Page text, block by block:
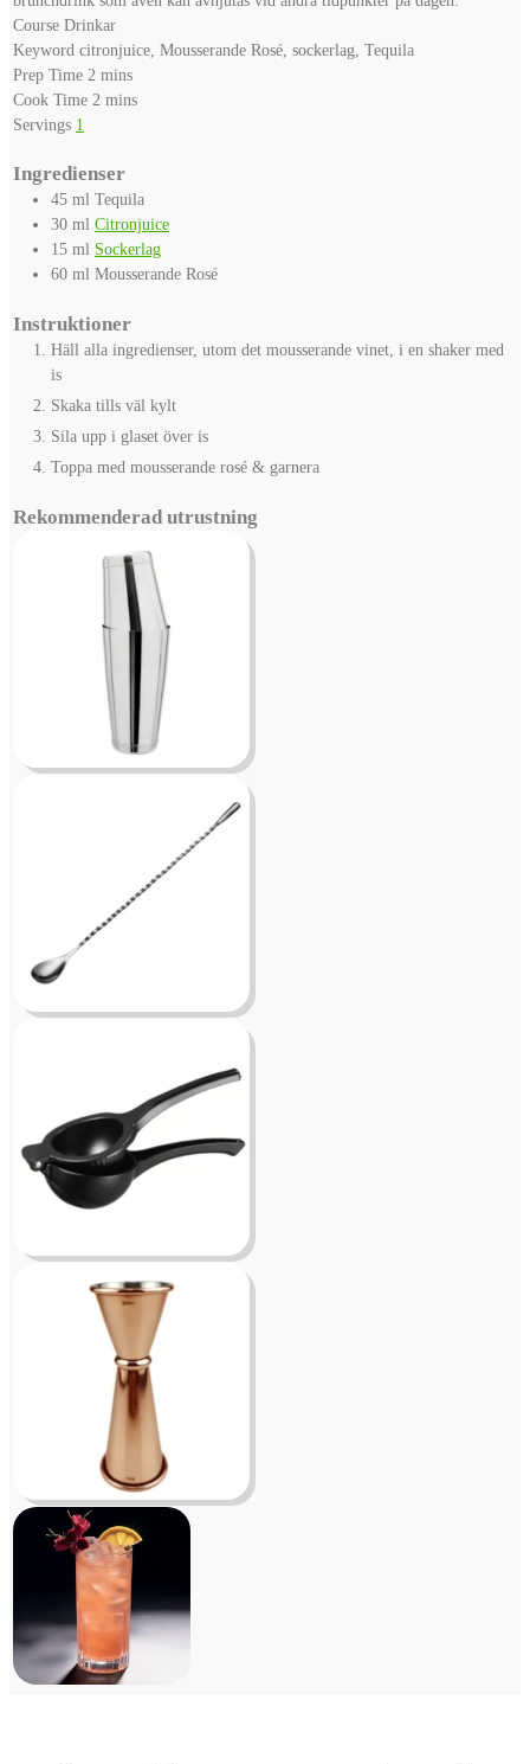
Course Drinkar
Keyword citronjuice, Mousserande Rosé, sockerlag, Tequila
Prep Time 2 minutes
mins
Cook Time 2 minutes
mins
Servings 1
Ingredienser
45 ml Tequila
30 ml Citronjuice
15 ml Sockerlag
60 ml Mousserande Rosé
Instruktioner
Häll alla ingredienser, utom det mousserande vinet, i en shaker med
is
Skaka tills väl kylt
Sila upp i glaset över is
Toppa med mousserande rosé & garnera
Rekommenderad utrustning